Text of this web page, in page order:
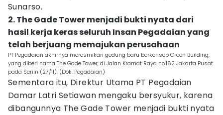
Sunarso.
2. The Gade Tower menjadi bukti nyata dari
hasil kerja keras seluruh Insan Pegadaian yang
telah berjuang memajukan perusahaan
PT Pegadaian akhirnya meresmikan gedung baru berkonsep Green Building,
yang diberi nama The Gade Tower, di Jalan Kramat Raya no.162 Jakarta Pusat
pada Senin (27/11). (Dok. Pegadaian)
Sementara itu, Direktur Utama PT Pegadaian
Damar Latri Setiawan mengaku bersyukur, karena
dibangunnya The Gade Tower menjadi bukti nyata